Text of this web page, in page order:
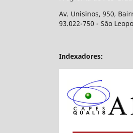
Av. Unisinos, 950,
93.022-750 - São
Indexadores: